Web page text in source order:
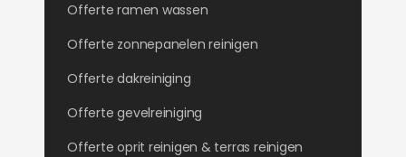
Offerte ramen wassen
Offerte zonnepanelen reinigen
Offerte dakreiniging
Offerte gevelreiniging
Offerte oprit reinigen & terras reinigen